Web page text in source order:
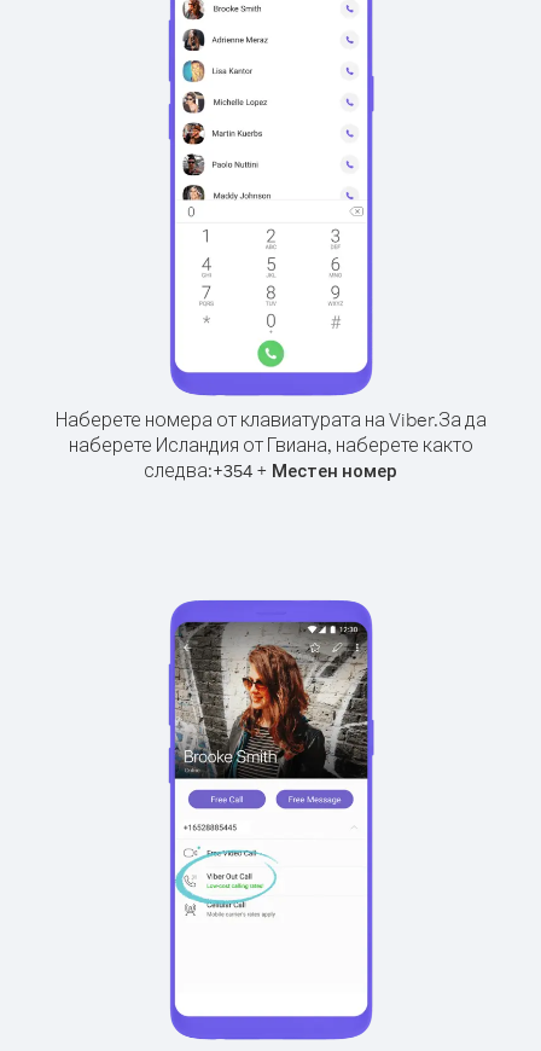
Наберете номера от клавиатурата на Viber.За да
наберете Исландия от Гвиана, наберете както
следва:+354 + Местен номер